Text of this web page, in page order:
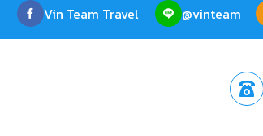
Vin Team Travel @vinteam